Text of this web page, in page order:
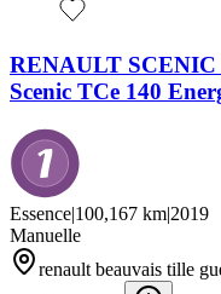
RENAULT
Scenic TCe 140
Essence|100,167 km|2019
Manuelle
renault beauvais tille